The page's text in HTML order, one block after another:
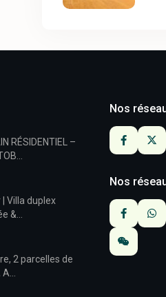
RÉSIDENTIEL –
Villa duplex
&...
2 parcelles de
Nos
Nos